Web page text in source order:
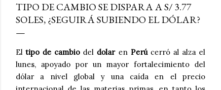
TIPO DE CAMBIO SE DISPARA A S/ 3.77
SOLES, ¿SEGUIRÁ SUBIENDO EL DÓLAR?
Eltipo de cambio del dolaren Perúcerró al alza el
lunes, apoyado por un mayor fortalecimiento del
dólar a nivel global y una caída en el precio